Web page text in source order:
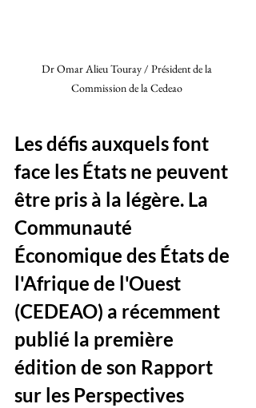
Dr Omar Alieu Touray / Président de la
Commission de la Cedeao
Les défis auxquels font
face les États ne peuvent
être pris à la légère. La
Communauté
Économique des États de
l'Afrique de l'Ouest
(CEDEAO) a récemment
publié la première
édition de son Rapport
sur les Perspectives